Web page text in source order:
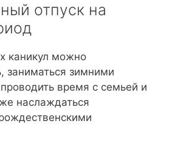
отпуск на
каникул можно
заниматься зимними
время с семьей и
наслаждаться